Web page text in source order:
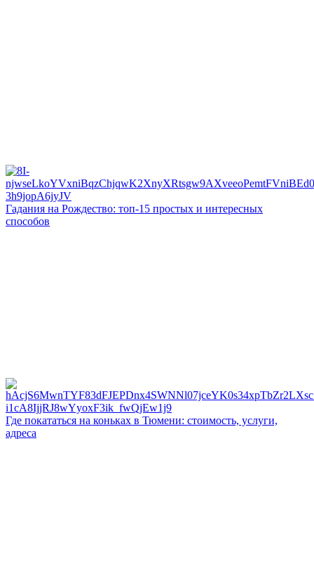
Гадания на Рождество: топ-15 простых и интересных
способов
Где покататься на коньках в Тюмени: стоимость, услуги,
адреса